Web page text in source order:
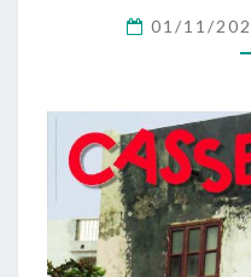
01/11/